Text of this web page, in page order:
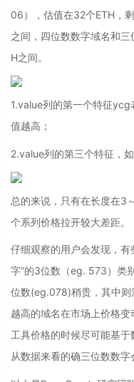
06），估值在32个ETH，
之间，四位数数字域名和
H之间。
1.value列的第一个特征
值越高；
2.value列的第三个特征，
总的来说，只有在长度在3
个系列价格拉开较大差距。
仔细观察的用户会发现，
字”的3位数（eg. 573）类
位数(eg.078)稍贵，其中则
越高的域名在市场上价格
工具价格的时候尽可能基
从数据来看的确三位数数字